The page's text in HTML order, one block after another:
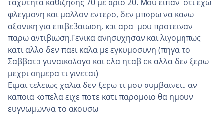
ταχυτητα καθιζησης 70 με οριο 20. Μου ειπαν οτι εχω
φλεγμονη και μαλλον εντερο, δεν μπορω να κανω
αξονικη για επιβεβαιωση, και αρα μου προτειναν
παρω αντιβιωση.Γενικα ανησυχησαν και λιγομηπως
κατι αλλο δεν παει καλα με εγκυμοσυνη (πηγα το
Σαββατο γυναικολογο και ολα ηταβ οκ αλλα δεν ξερω
μεχρι σημερα τι γινεται)
Ειμαι τελειως χαλια δεν ξερω τι μου συμβαινει.. αν
καποια κοπελα ειχε ποτε κατι παρομοιο θα ημουν
ευγνωμωννα το ακουσω